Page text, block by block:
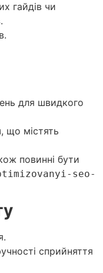
гайдів чи
для швидкого
, що містять
повинні бути
seo-
сприйняття